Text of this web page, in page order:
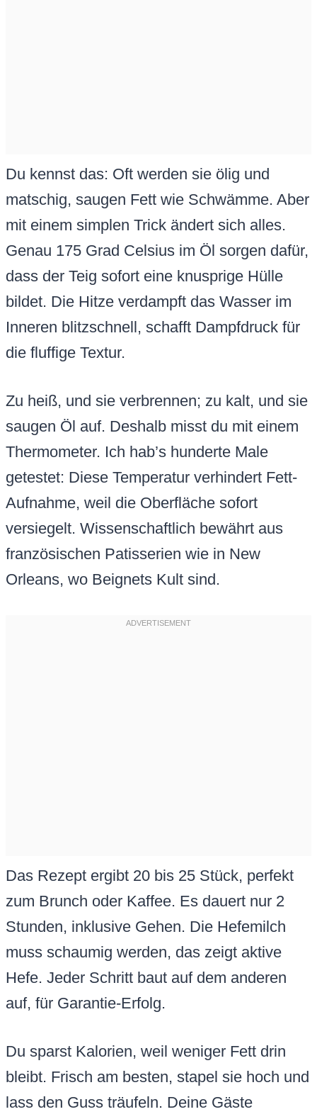
Du kennst das: Oft werden sie ölig und
matschig, saugen Fett wie Schwämme. Aber
mit einem simplen Trick ändert sich alles.
Genau 175 Grad Celsius im Öl sorgen dafür,
dass der Teig sofort eine knusprige Hülle
bildet. Die Hitze verdampft das Wasser im
Inneren blitzschnell, schafft Dampfdruck für
die fluffige Textur.
Zu heiß, und sie verbrennen; zu kalt, und sie
saugen Öl auf. Deshalb misst du mit einem
Thermometer. Ich hab’s hunderte Male
getestet: Diese Temperatur verhindert Fett-
Aufnahme, weil die Oberfläche sofort
versiegelt. Wissenschaftlich bewährt aus
französischen Patisserien wie in New
Orleans, wo Beignets Kult sind.
Das Rezept ergibt 20 bis 25 Stück, perfekt
zum Brunch oder Kaffee. Es dauert nur 2
Stunden, inklusive Gehen. Die Hefemilch
muss schaumig werden, das zeigt aktive
Hefe. Jeder Schritt baut auf dem anderen
auf, für Garantie-Erfolg.
Du sparst Kalorien, weil weniger Fett drin
bleibt. Frisch am besten, stapel sie hoch und
lass den Guss träufeln. Deine Gäste